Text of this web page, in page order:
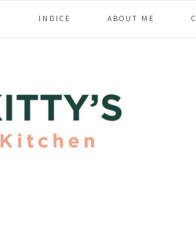
INDICE ABOUT ME